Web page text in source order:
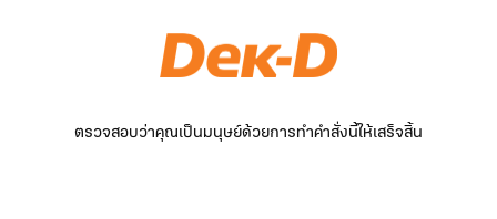
ตรวจสอบว่าคุณเป็นมนุษย์ด้วยการทำคำสั่งนี้ให้เสร็จสิ้น